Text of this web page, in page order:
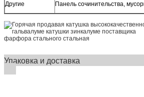
Другие Панель сочинительства,
Упаковка и